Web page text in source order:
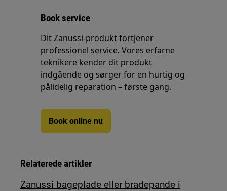
Book service
Dit Zanussi-produkt fortjener
professionel service. Vores erfarne
teknikere kender dit produkt
indgående og sørger for en hurtig og
pålidelig reparation – første gang.
Book online nu
Relaterede artikler
Zanussi bageplade eller bradepande i